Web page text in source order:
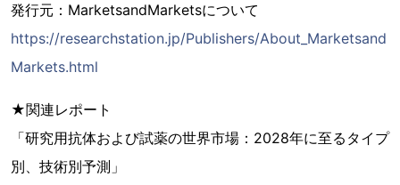
発行元：MarketsandMarketsについて
https://researchstation.jp/Publishers/About_Marketsand
Markets.html
★関連レポート
「研究用抗体および試薬の世界市場：2028年に至るタイプ
別、技術別予測」